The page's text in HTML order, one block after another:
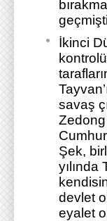
İkinci
savaş
Zedong
Şek,
yılında
devlet
eyalet